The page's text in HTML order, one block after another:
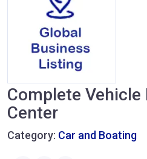
Complete
Center
Category: Car and Boating